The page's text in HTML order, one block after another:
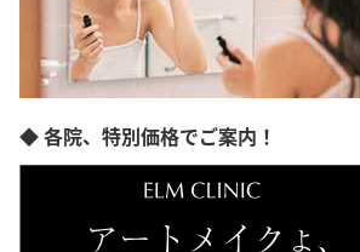
◆ 各院、特別価格でご案内！